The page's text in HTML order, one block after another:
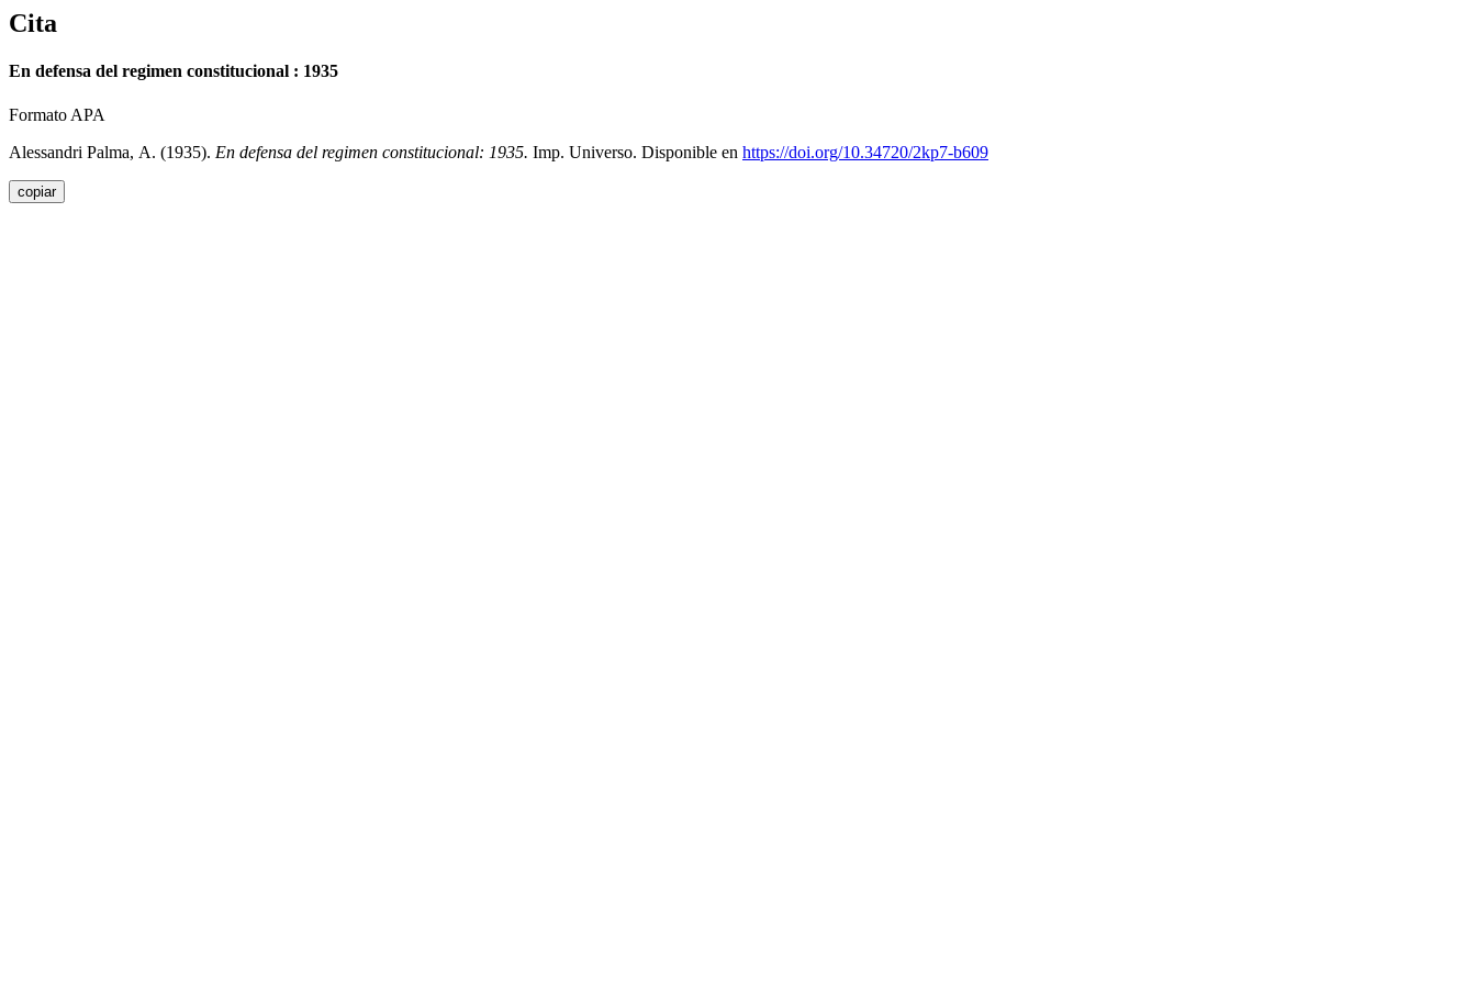
Cita
En defensa del regimen constitucional : 1935
Formato APA
Alessandri Palma, A. (1935). En defensa del regimen constitucional: 1935. Imp. Universo. Disponible en https://doi.org/10.34720/2kp7-b609
copiar